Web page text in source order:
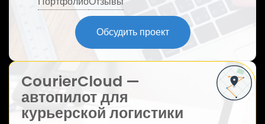
Обсудить проект
CourierCloud —
автопилот для
курьерской логистики